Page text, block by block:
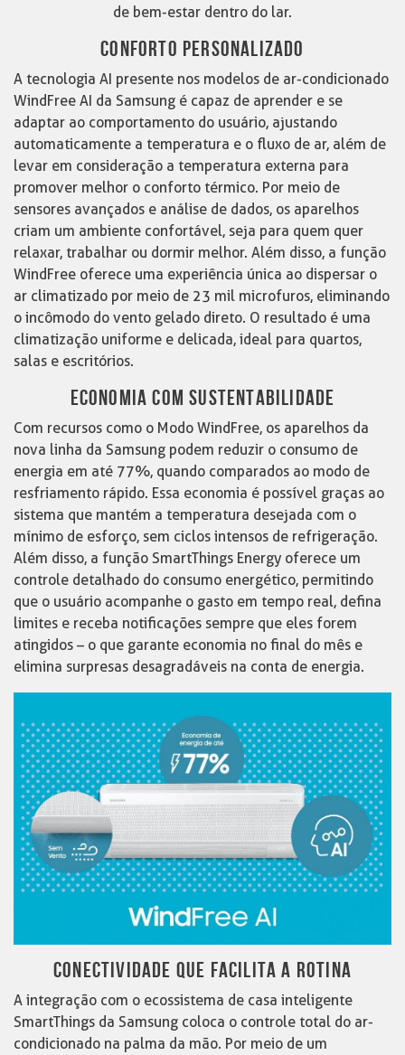
de bem-estar dentro do lar.
CONFORTO PERSONALIZADO
A tecnologia AI presente nos modelos de ar-condicionado
WindFree AI da Samsung é capaz de aprender e se
adaptar ao comportamento do usuário, ajustando
automaticamente a temperatura e o fluxo de ar, além de
levar em consideração a temperatura externa para
promover melhor o conforto térmico. Por meio de
sensores avançados e análise de dados, os aparelhos
criam um ambiente confortável, seja para quem quer
relaxar, trabalhar ou dormir melhor. Além disso, a função
WindFree oferece uma experiência única ao dispersar o
ar climatizado por meio de 23 mil microfuros, eliminando
o incômodo do vento gelado direto. O resultado é uma
climatização uniforme e delicada, ideal para quartos,
salas e escritórios.
ECONOMIA COM SUSTENTABILIDADE
Com recursos como o Modo WindFree, os aparelhos da
nova linha da Samsung podem reduzir o consumo de
energia em até 77%, quando comparados ao modo de
resfriamento rápido. Essa economia é possível graças ao
sistema que mantém a temperatura desejada com o
mínimo de esforço, sem ciclos intensos de refrigeração.
Além disso, a função SmartThings Energy oferece um
controle detalhado do consumo energético, permitindo
que o usuário acompanhe o gasto em tempo real, defina
limites e receba notificações sempre que eles forem
atingidos – o que garante economia no final do mês e
elimina surpresas desagradáveis na conta de energia.
CONECTIVIDADE QUE FACILITA A ROTINA
A integração com o ecossistema de casa inteligente
SmartThings da Samsung coloca o controle total do ar-
condicionado na palma da mão. Por meio de um